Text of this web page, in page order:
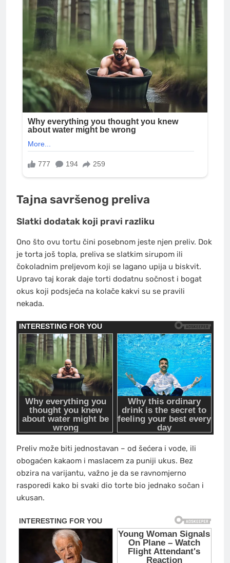
Tajna savršenog preliva
Slatki dodatak koji pravi razliku
Ono što ovu tortu čini posebnom jeste njen preliv. Dok
je torta još topla, preliva se slatkim sirupom ili
čokoladnim preljevom koji se lagano upija u biskvit.
Upravo taj korak daje torti dodatnu sočnost i bogat
okus koji podsjeća na kolače kakvi su se pravili
nekada.
Preliv može biti jednostavan – od šećera i vode, ili
obogaćen kakaom i maslacem za puniji ukus. Bez
obzira na varijantu, važno je da se ravnomjerno
rasporedi kako bi svaki dio torte bio jednako sočan i
ukusan.